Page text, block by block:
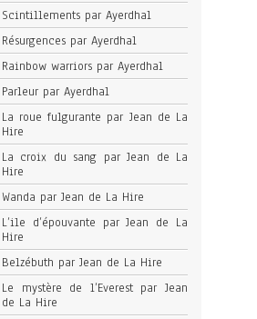
Scintillements par Ayerdhal
Résurgences par Ayerdhal
Rainbow warriors par Ayerdhal
Parleur par Ayerdhal
La roue fulgurante par Jean de La
Hire
La croix du sang par Jean de La
Hire
Wanda par Jean de La Hire
L’ile d’épouvante par Jean de La
Hire
Belzébuth par Jean de La Hire
Le mystère de l’Everest par Jean
de La Hire